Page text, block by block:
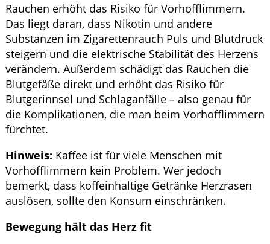
Rauchen erhöht das Risiko für Vorhofflimmern.
Das liegt daran, dass Nikotin und andere
Substanzen im Zigarettenrauch Puls und Blutdruck
steigern und die elektrische Stabilität des Herzens
verändern. Außerdem schädigt das Rauchen die
Blutgefäße direkt und erhöht das Risiko für
Blutgerinnsel und Schlaganfälle – also genau für
die Komplikationen, die man beim Vorhofflimmern
fürchtet.
Hinweis: Kaffee ist für viele Menschen mit
Vorhofflimmern kein Problem. Wer jedoch
bemerkt, dass koffeinhaltige Getränke Herzrasen
auslösen, sollte den Konsum einschränken.
Bewegung hält das Herz fit